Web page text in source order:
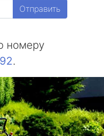
Отправить
номеру
.